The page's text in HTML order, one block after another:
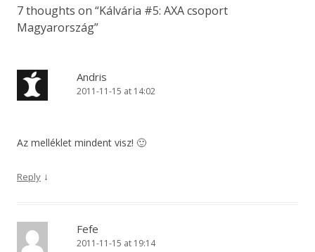
7 thoughts on “Kálvária #5: AXA csoport
Magyarország”
Andris
2011-11-15 at 14:02
Az melléklet mindent visz! 🙂
Reply ↓
Fefe
2011-11-15 at 19:14